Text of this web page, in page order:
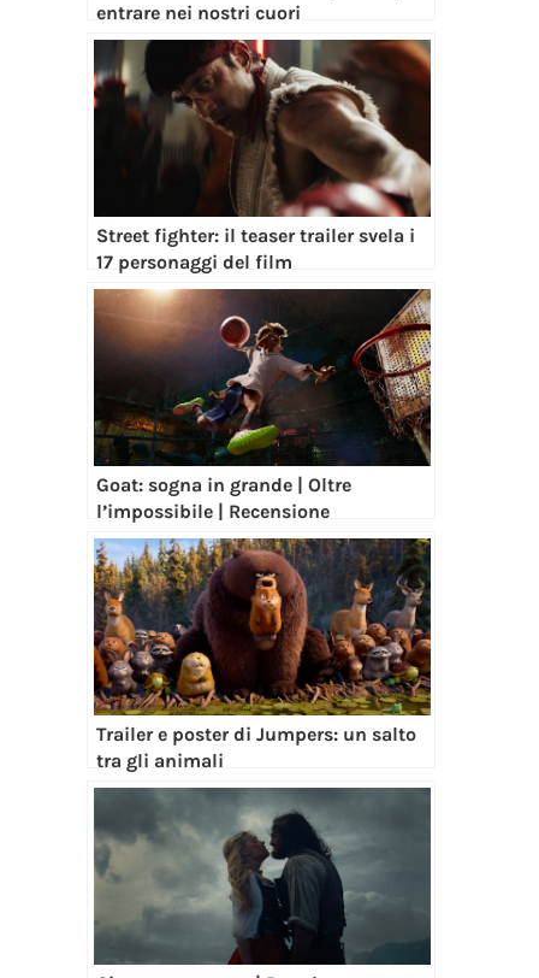
entrare nei nostri cuori
Street fighter: il teaser trailer svela i
17 personaggi del film
Goat: sogna in grande | Oltre
l’impossibile | Recensione
Trailer e poster di Jumpers: un salto
tra gli animali